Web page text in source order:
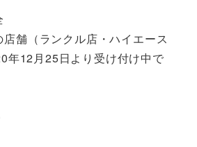
舗（ランクル店・ハイエース
年12月25日より受け付け中で